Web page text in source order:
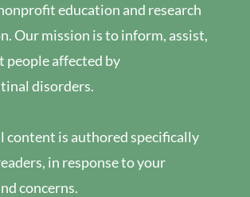
education and research
Our mission is to inform, assist,
people affected by
disorders.
content is authored specifically
in response to your
concerns.